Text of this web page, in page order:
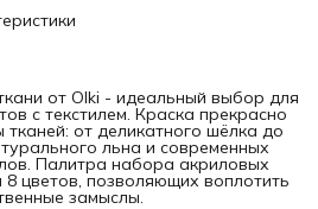
от Olki - идеальный выбор для
с текстилем. Краска прекрасно
от деликатного шёлка до
льна и современных
Палитра набора акриловых
8 цветов, позволяющих воплотить
замыслы.